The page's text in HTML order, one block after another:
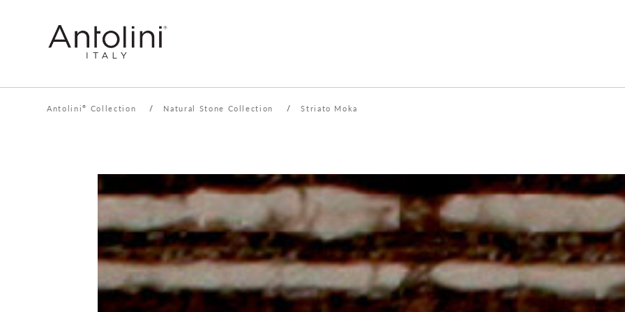
Antolini® Collection / Natural Stone Collection / Striato Moka